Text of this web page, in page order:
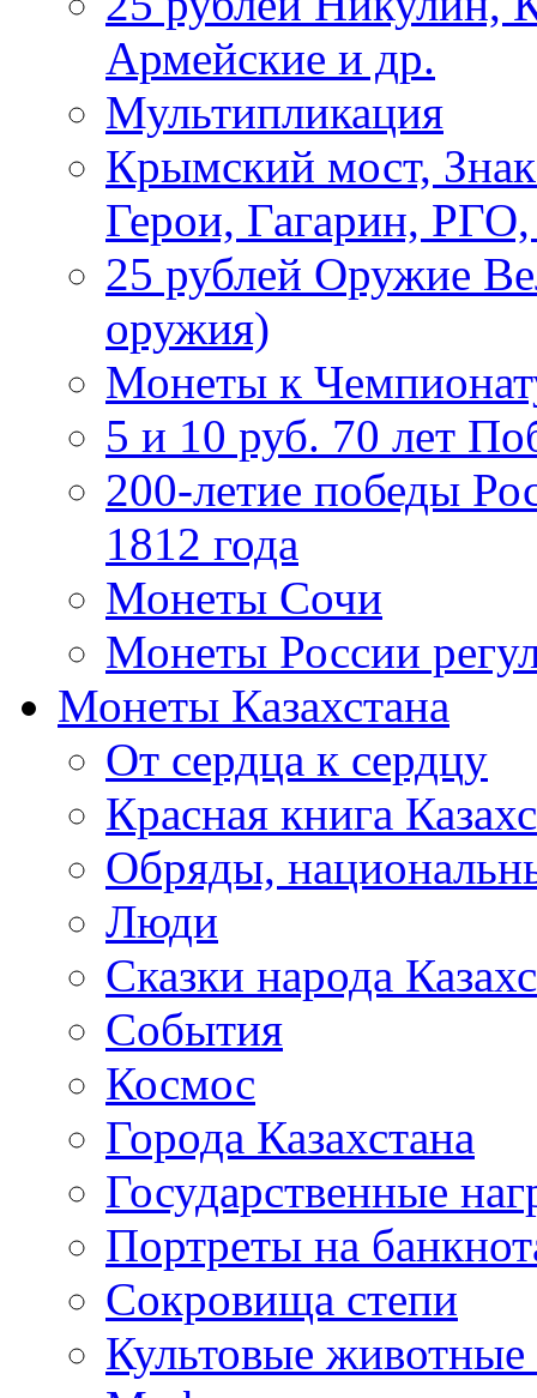
Армейские и др.
Мультипликация
Крымский мост,
Герои, Гагарин,
25 рублей Оружие
оружия)
Монеты к
5 и 10 руб. 70 лет
200-летие победы
1812 года
Монеты Сочи
Монеты России
Монеты Казахстана
От сердца к сердцу
Красная книга
Обряды,
Люди
Сказки народа
События
Космос
Города Казахстана
Государственные
Портреты на
Сокровища степи
Культовые